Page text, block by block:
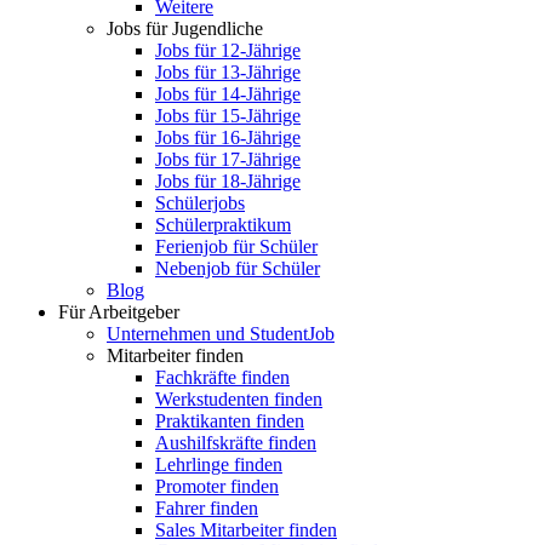
Weitere
Jobs für Jugendliche
Jobs für 12-Jährige
Jobs für 13-Jährige
Jobs für 14-Jährige
Jobs für 15-Jährige
Jobs für 16-Jährige
Jobs für 17-Jährige
Jobs für 18-Jährige
Schülerjobs
Schülerpraktikum
Ferienjob für Schüler
Nebenjob für Schüler
Blog
Für Arbeitgeber
Unternehmen und StudentJob
Mitarbeiter finden
Fachkräfte finden
Werkstudenten finden
Praktikanten finden
Aushilfskräfte finden
Lehrlinge finden
Promoter finden
Fahrer finden
Sales Mitarbeiter finden